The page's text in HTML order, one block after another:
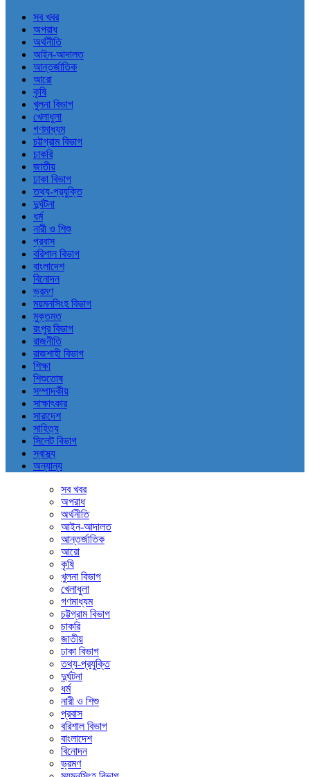
সব খবর
অপরাধ
অর্থনীতি
আইন-আদালত
আন্তর্জাতিক
আরো
কৃষি
খুলনা বিভাগ
খেলাধুলা
গণমাধ্যম
চট্টগ্রাম বিভাগ
চাকরি
জাতীয়
ঢাকা বিভাগ
তথ্য-প্রযুক্তি
দুর্ঘটনা
ধর্ম
নারী ও শিশু
প্রবাস
বরিশাল বিভাগ
বাংলাদেশ
বিনোদন
ভ্রমণ
ময়মনসিংহ বিভাগ
মুক্তমত
রংপুর বিভাগ
রাজনীতি
রাজশাহী বিভাগ
শিক্ষা
শিশুতোষ
সম্পাদকীয়
সাক্ষাৎকার
সারাদেশ
সাহিত্য
সিলেট বিভাগ
স্বাস্থ্য
অন্যান্য
সব খবর
অপরাধ
অর্থনীতি
আইন-আদালত
আন্তর্জাতিক
আরো
কৃষি
খুলনা বিভাগ
খেলাধুলা
গণমাধ্যম
চট্টগ্রাম বিভাগ
চাকরি
জাতীয়
ঢাকা বিভাগ
তথ্য-প্রযুক্তি
দুর্ঘটনা
ধর্ম
নারী ও শিশু
প্রবাস
বরিশাল বিভাগ
বাংলাদেশ
বিনোদন
ভ্রমণ